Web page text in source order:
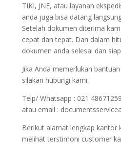
TIKI, JNE, atau layanan
anda juga bisa datang
Setelah dokumen diterima
cepat dan tepat. Dan dalam
dokumen anda selesai dan
Jika Anda memerlukan
silakan hubungi kami.
Telp/ Whatsapp : 021
atau email :
Berikut alamat lengkap kantor
melihat terstimoni customer